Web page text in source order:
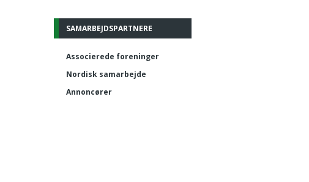
SAMARBEJDSPARTNERE
Associerede foreninger
Nordisk samarbejde
Annoncører